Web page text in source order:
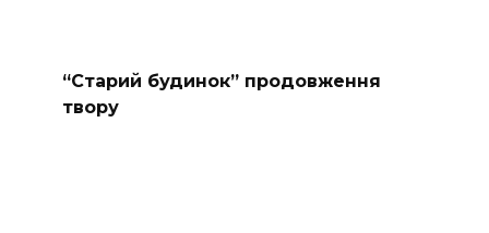
“Старий будинок” продовження
твору